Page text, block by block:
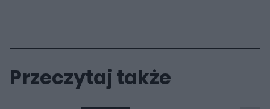
Przeczytaj także